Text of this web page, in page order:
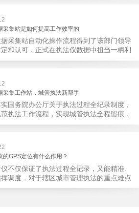
个，其一，安装安检门是否会激化矛盾。
安检门可以防范于未然。1月6号当天，南
院刚试行安检的首日，检查出10多把各类
管制类刀具。近来伤医事件屡屡发生，安
以缓解医生安全感不足的问题，同时安检
采集站是如何提高工作效率的
采集站自动化操作流程得到了该部门领导
和认可，正式在执法仪数据中担当一柄利
仪数据采集站对于执法仪数据资料的管理
取目标对象，并同步到采集站中，此外设
续传的功能，如果碰到网络故障，可以从
下载的部分开始继续上传下载未完成的部
必要从头开始上传下载，能节省时间，提
者待数据传输完毕之后，执法仪数据采集
用，提高执法仪数据效率。执法仪数据采
强大的数据存储管理系统，后台统计不同
不同重要级别的数据，将统计结果以图表
形式呈现；设备设置有用户操作权限管
用户警员编号与执法仪编号绑定，保障数
，同时系统可设置每个警员的权限，明确
采集工作站，城管执法新帮手
国务院办公厅关于执法过程全纪录制度，
执法工作流程，实现城管执法全程留痕，
法队伍规范化建设，给城管执法工作添加
盾的发生。现在有了执法仪数据采集工作
员的担忧便得到有效的解决。每个采集工
多台执法记录仪设备同时上传数据，队员
天上传，通过数据线接入到采集工作站，
取所有的视频、音频、图片、日志等信
的GPS定位有什么作用？
不仅保证了执法过程全记录，又能精准、
调度，对于辖区城市管理执法的重点难点
然，在城市管理工作信息化中发挥着重要